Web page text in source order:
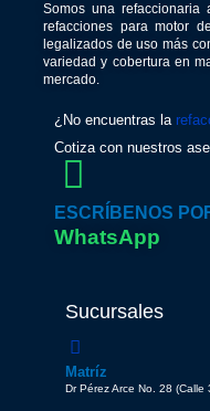
Somos una refaccionaria
refacciones para motor
legalizados de uso más
variedad y cobertura en
mercado.
¿No encuentras la
Cotiza con nuestros
ESCRÍBENOS
WhatsApp
Sucursales
Matríz
Dr Pérez Arce No. 28